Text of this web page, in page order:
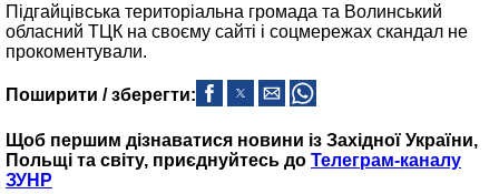
Підгайцівська територіальна громада та Волинський
обласний ТЦК на своєму сайті і соцмережах скандал не
прокоментували.
Поширити / зберегти:
Щоб першим дізнаватися новини із Західної України,
Польщі та світу, приєднуйтесь до Телеграм-каналу
ЗУНР